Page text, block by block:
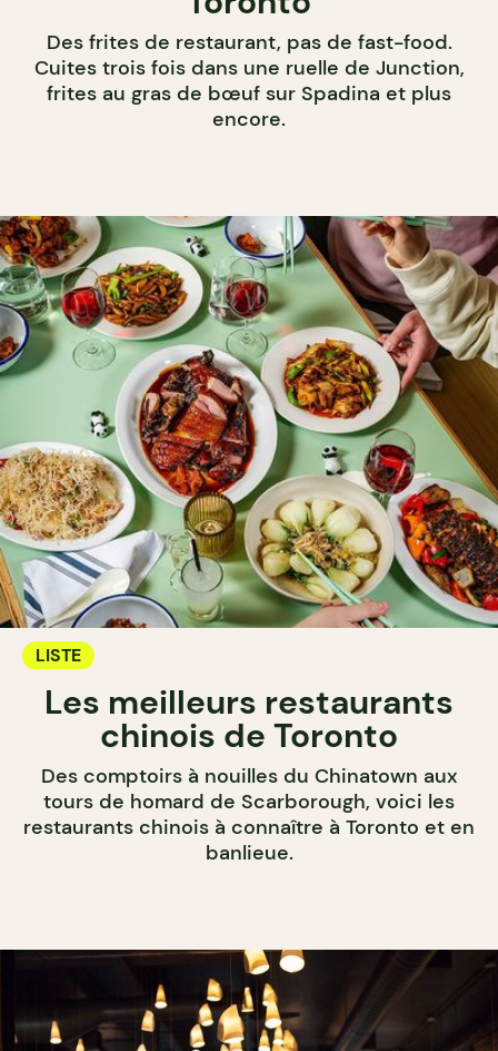
Des frites de restaurant, pas de fast-food.
Cuites trois fois dans une ruelle de Junction,
frites au gras de bœuf sur Spadina et plus
encore.
LISTE
Les meilleurs restaurants
chinois de Toronto
Des comptoirs à nouilles du Chinatown aux
tours de homard de Scarborough, voici les
restaurants chinois à connaître à Toronto et en
banlieue.